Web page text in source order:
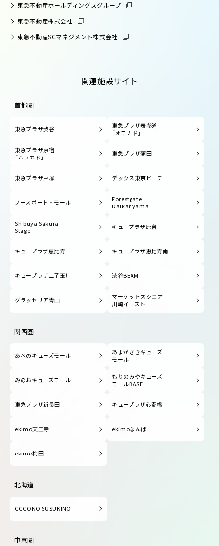
東急不動産ホールディングスグループ
東急不動産株式会社
東急不動産SCマネジメント株式会社
関連施設サイト
首都圏
東急プラザ渋谷
東急プラザ表参道
「オモカド」
東急プラザ原宿
「ハラカド」
東急プラザ蒲田
東急プラザ戸塚 デックス東京ビーチ
ノースポート・モール
Forestgate
Daikanyama
Shibuya Sakura
Stage
キュープラザ原宿
キュープラザ恵比寿 キュープラザ恵比寿南
キュープラザ二子玉川 渋谷BEAM
グラッセリア青山
マーケットスクエア
川崎イースト
関西圏
あべのキューズモール
あまがさきキューズ
モール
みのおキューズモール
もりのみやキューズ
モールBASE
東急プラザ新長田 キュープラザ心斎橋
ekimo天王寺 ekimoなんば
ekimo梅田
北海道
COCONO SUSUKINO
中京圏